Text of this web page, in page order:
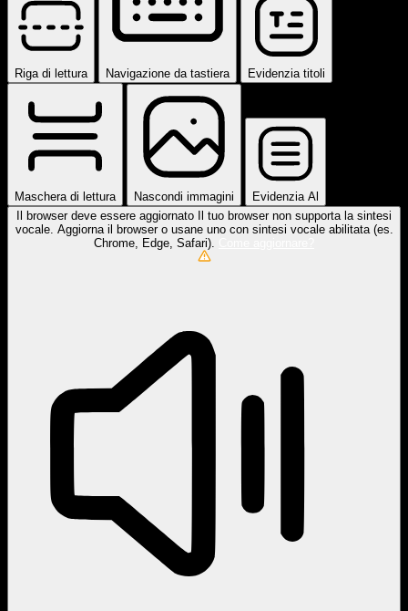
Riga di lettura Navigazione da tastiera Evidenzia titoli
Maschera di lettura Nascondi immagini
Evidenzia Al
Il browser deve essere aggiornato
Il tuo browser non supporta la sintesi
vocale. Aggiorna il browser o usane uno con sintesi vocale abilitata (es.
Chrome, Edge, Safari).